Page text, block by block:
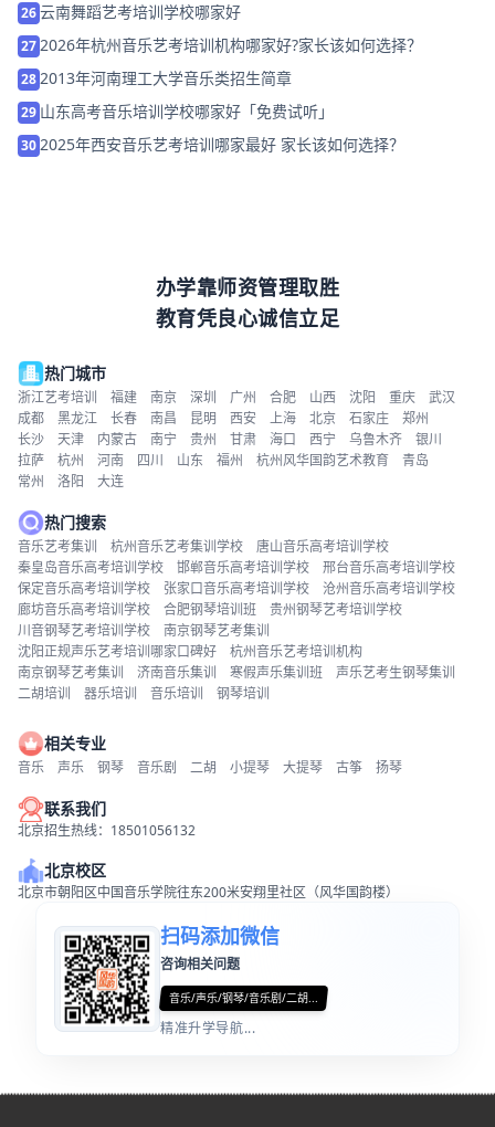
26云南舞蹈艺考培训学校哪家好
272026年杭州音乐艺考培训机构哪家好?家长该如何选择？
282013年河南理工大学音乐类招生简章
29 山东高考音乐培训学校哪家好「免费试听」
302025年西安音乐艺考培训哪家最好 家长该如何选择？
办学靠师资管理取胜
教育凭良心诚信立足
热门城市
浙江艺考培训 福建 南京 深圳 广州 合肥 山西 沈阳 重庆
武汉
成都
黑龙江 长春 南昌 昆明 西安 上海 北京 石家庄
郑州
长沙
天津 内蒙古 南宁 贵州 甘肃 海口 西宁 乌鲁木齐
银川
拉萨
杭州 河南 四川 山东 福州 杭州风华国韵艺术教育
青岛
常州
洛阳 大连
热门搜索
音乐艺考集训 杭州音乐艺考集训学校
唐山音乐高考培训学校
秦皇岛音乐高考培训学校
邯郸音乐高考培训学校
邢台音乐高考培训学校
保定音乐高考培训学校
张家口音乐高考培训学校
沧州音乐高考培训学校
廊坊音乐高考培训学校
合肥钢琴培训班
贵州钢琴艺考培训学校
川音钢琴艺考培训学校
南京钢琴艺考集训
沈阳正规声乐艺考培训哪家口碑好
杭州音乐艺考培训机构
南京钢琴艺考集训
济南音乐集训 寒假声乐集训班
声乐艺考生钢琴集训
二胡培训
器乐培训 音乐培训 钢琴培训
相关专业
音乐 声乐 钢琴 音乐剧 二胡 小提琴 大提琴 古筝 扬琴
联系我们
北京招生热线：18501056132
北京校区
北京市朝阳区中国音乐学院往东200米安翔里社区（风华国韵楼）
扫码添加微信
咨询相关问题
音乐/声乐/钢琴/音乐剧/二胡...
精准升学导航...